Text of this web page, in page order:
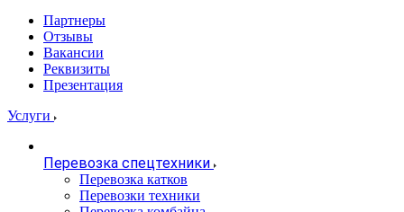
Партнеры
Отзывы
Вакансии
Реквизиты
Презентация
Услуги
Перевозка спецтехники
Перевозка катков
Перевозки техники